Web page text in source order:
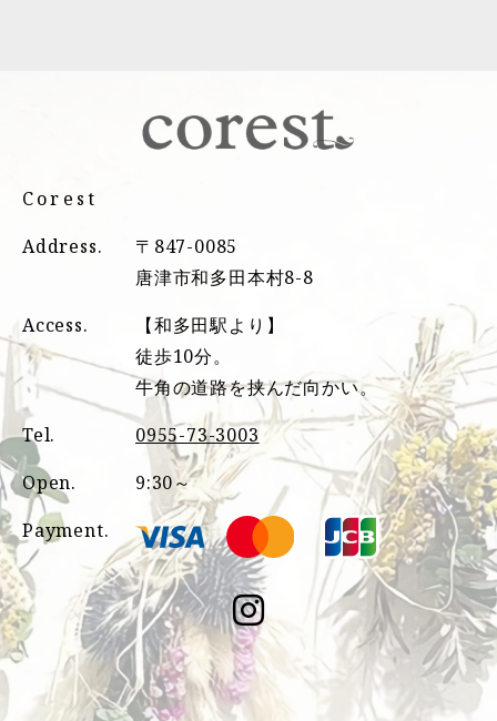
Corest
Address.
〒847-0085
唐津市和多田本村8-8
Access.
【和多田駅より】
徒歩10分。
牛角の道路を挟んだ向かい。
Tel.
0955-73-3003
Open.
9:30～
Payment.